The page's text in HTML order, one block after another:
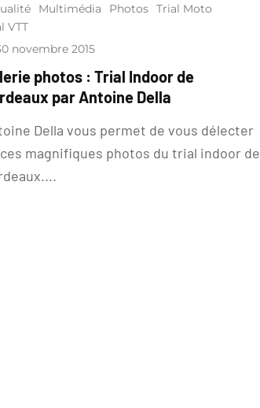
Multimédia Photos Trial Moto
VTT
novembre 2015
photos : Trial Indoor de
par Antoine Della
Della vous permet de vous délecter
magnifiques photos du trial indoor de